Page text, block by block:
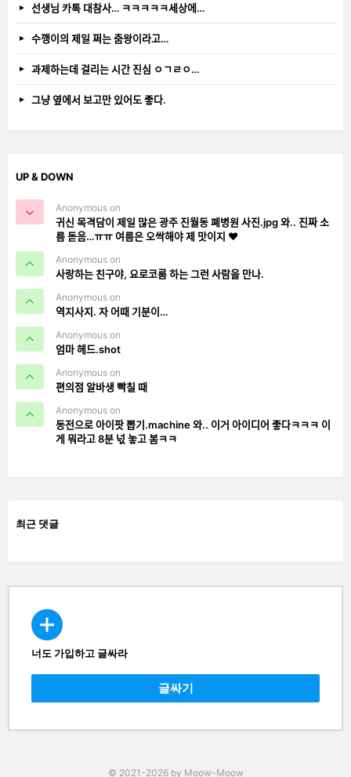
선생님 카톡 대참사… ㅋㅋㅋㅋㅋ세상에…
수깽이의 제일 쩌는 춤왕이라고…
과제하는데 걸리는 시간 진심 ㅇㄱㄹㅇ…
그냥 옆에서 보고만 있어도 좋다.
UP & DOWN
Anonymous on
귀신 목격담이 제일 많은 광주 진월동 폐병원 사진.jpg 와.. 진짜 소
름 돋음…ㅠㅠ 여름은 오싹해야 제 맛이지 ❤️
Anonymous on
사랑하는 친구야, 요로코롬 하는 그런 사람을 만나.
Anonymous on
역지사지. 자 어때 기분이…
Anonymous on
엄마 헤드.shot
Anonymous on
편의점 알바생 빡칠 때
Anonymous on
동전으로 아이팟 뽑기.machine 와.. 이거 아이디어 좋다ㅋㅋㅋ 이
게 뭐라고 8분 넋 놓고 봄ㅋㅋ
최근 댓글
CREATE
너도 가입하고 글싸라
글싸기
© 2021-2026 by Moow-Moow